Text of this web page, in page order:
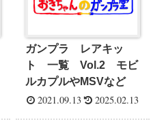
ガンプラ レアキッ
ト 一覧 Vol.2 モビ
ルカプルやMSVなど
2021.09.13 2025.02.13